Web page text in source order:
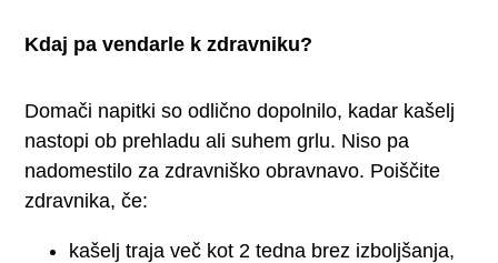
Kdaj pa vendarle k zdravniku?
Domači napitki so odlično dopolnilo, kadar kašelj
nastopi ob prehladu ali suhem grlu. Niso pa
nadomestilo za zdravniško obravnavo. Poiščite
zdravnika, če:
kašelj traja več kot 2 tedna brez izboljšanja,